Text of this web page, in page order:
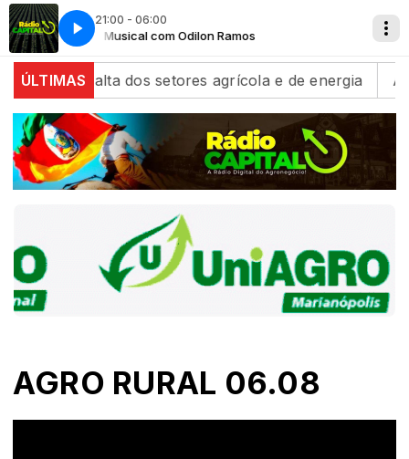
21:00 - 06:00
Tertúlia Musical com Odilon Ramos Tertúlia
ÚLTIMAS
alta dos setores agrícola e de energia Algodão/
AGRO RURAL 06.08